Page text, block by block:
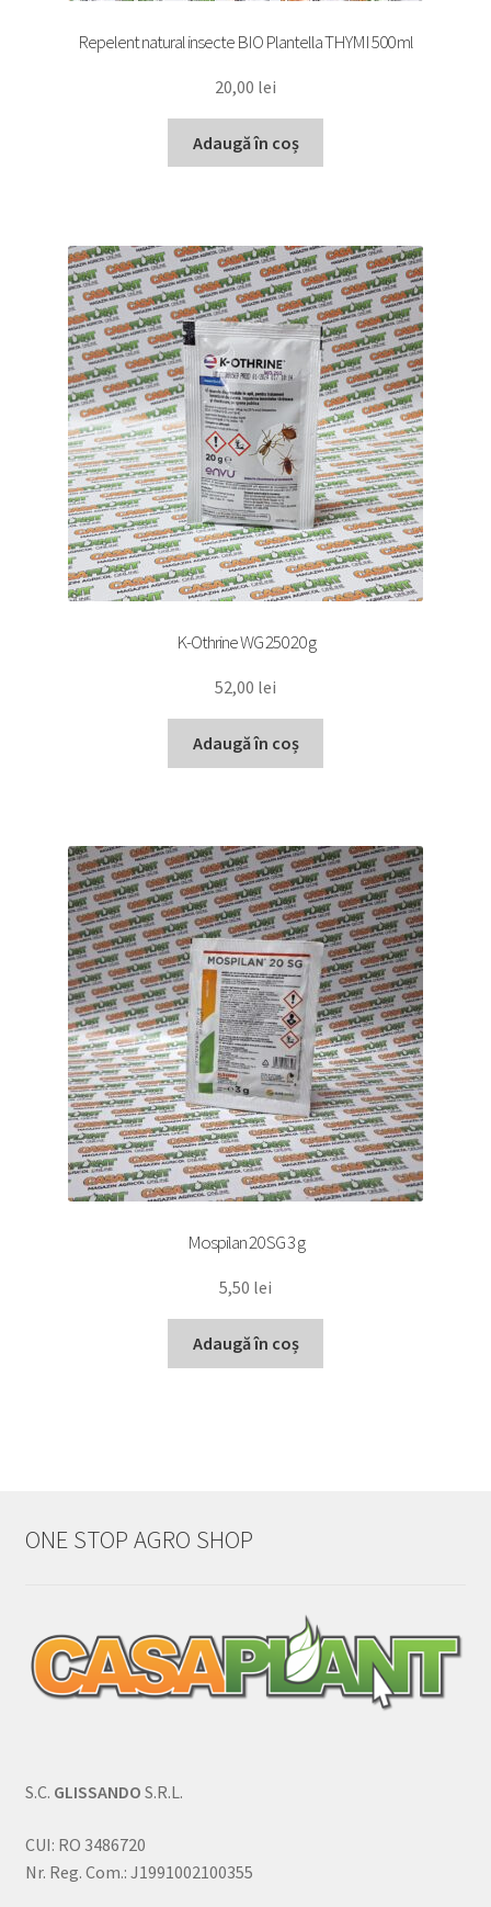
Repelent natural insecte BIO Plantella THYMI 500 ml
20,00 lei
Adaugă în coș
K-Othrine WG 250 20 g
52,00 lei
Adaugă în coș
Mospilan 20 SG 3 g
5,50 lei
Adaugă în coș
ONE STOP AGRO SHOP
S.C. GLISSANDO S.R.L.
CUI: RO 3486720
Nr. Reg. Com.: J1991002100355